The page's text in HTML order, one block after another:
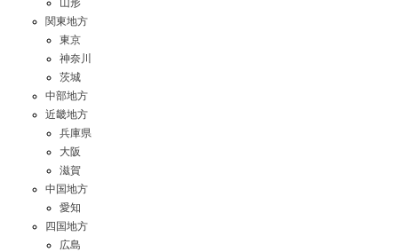
関東地方
東京
神奈川
茨城
中部地方
近畿地方
兵庫県
大阪
滋賀
中国地方
愛知
四国地方
広島